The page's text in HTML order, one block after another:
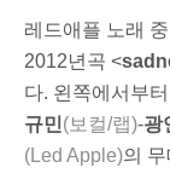
레드애플 노래
2012년 곡 <
다. 왼쪽에서부
규민(보컬/랩)-광
(Led Apple)의